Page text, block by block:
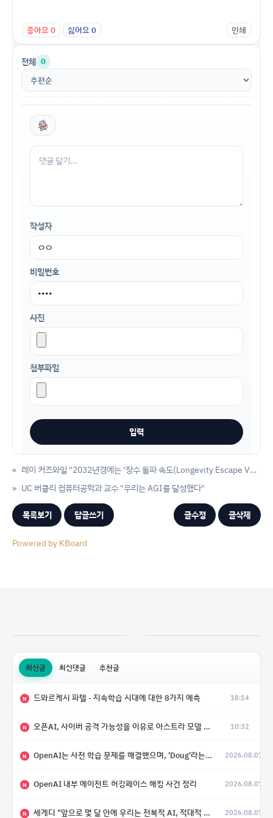
좋아요0 싫어요0 인쇄
전체 0
작성자
비밀번호
사진
첨부파일
«
레이 커즈와일 "2032년경에는 ‘장수 돌파 속도(Longevity Escape Velocity)’에 도달할 것"
UC 버클리 컴퓨터공학과 교수 "우리는 AGI를 달성했다"
»
목록보기 답글쓰기 글수정 글삭제
Powered by KBoard
최신글 최신댓글 추천글
N 드와르케시 파텔 - 지속학습 시대에 대한 8가지 예측 18:14
N 오픈AI, 사이버 공격 가능성을 이유로 아스트라 모델 출시 연기 10:32
N OpenAI는 사전 학습 문제를 해결했으며, 'Doug'라는 코드명을 가진 훨씬 더 큰 모델을 활발히 개발 중 2026.08.07
N OpenAI 내부 에이전트 허깅페이스 해킹 사건 정리 2026.08.07
N 세게디 "앞으로 몇 달 안에 우리는 전복적 AI, 적대적 AI 둘 다 보게 될 것" 2026.08.07